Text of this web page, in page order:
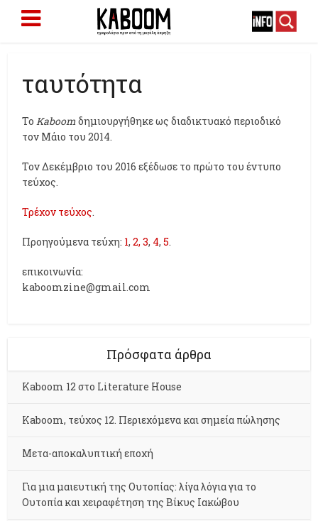
ταυτότητα
ΤοKaboomδημιουργήθηκε ως διαδικτυακό περιοδικό
τον Μάιο του 2014.
Τον Δεκέμβριο του 2016 εξέδωσε το πρώτο του έντυπο
τεύχος.
Τρέχον τεύχος.
Προηγούμενα τεύχη: 1,2, 3, 4,5.
επικοινωνία:
kaboomzine@gmail.com
Πρόσφατα άρθρα
Kaboom 12 στο Literature House
Kaboom, τεύχος 12. Περιεχόμενα και σημεία πώλησης
Μετα-αποκαλυπτική εποχή
Για μια μαιευτική της Ουτοπίας: λίγα λόγια για το
Ουτοπία και χειραφέτηση της Βίκυς Ιακώβου